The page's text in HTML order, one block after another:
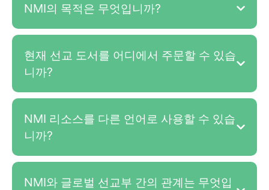
NMI의 목적은 무엇입니까?
현재 선교 도서를 어디에서 주문할 수 있습
니까?
NMI 리소스를 다른 언어로 사용할 수 있습
니까?
NMI와 글로벌 선교부 간의 관계는 무엇입